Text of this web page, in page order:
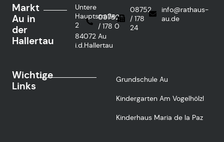
Markt
Au in
der
Hallertau
Untere
Hauptstraße
2
84072 Au
i.d.Hallertau
08752
/ 178 0
08752
/ 178
24
info@rathaus-
au.de
Wichtige
Links
Grundschule Au
Kindergarten Am Vogelhölzl
Kinderhaus Maria de la Paz